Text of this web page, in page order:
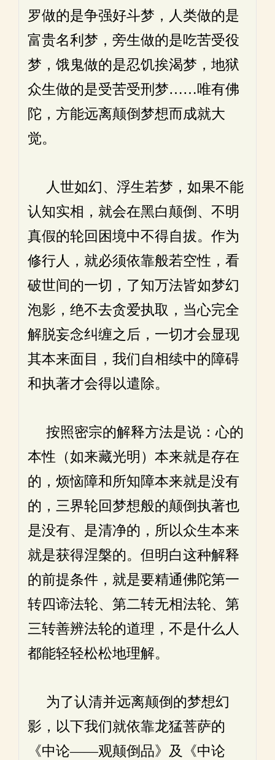
罗做的是争强好斗梦，人类做的是
富贵名利梦，旁生做的是吃苦受役
梦，饿鬼做的是忍饥挨渴梦，地狱
众生做的是受苦受刑梦……唯有佛
陀，方能远离颠倒梦想而成就大
觉。
人世如幻、浮生若梦，如果不能
认知实相，就会在黑白颠倒、不明
真假的轮回困境中不得自拔。作为
修行人，就必须依靠般若空性，看
破世间的一切，了知万法皆如梦幻
泡影，绝不去贪爱执取，当心完全
解脱妄念纠缠之后，一切才会显现
其本来面目，我们自相续中的障碍
和执著才会得以遣除。
按照密宗的解释方法是说：心的
本性（如来藏光明）本来就是存在
的，烦恼障和所知障本来就是没有
的，三界轮回梦想般的颠倒执著也
是没有、是清净的，所以众生本来
就是获得涅槃的。但明白这种解释
的前提条件，就是要精通佛陀第一
转四谛法轮、第二转无相法轮、第
三转善辨法轮的道理，不是什么人
都能轻轻松松地理解。
为了认清并远离颠倒的梦想幻
影，以下我们就依靠龙猛菩萨的
《中论——观颠倒品》及《中论